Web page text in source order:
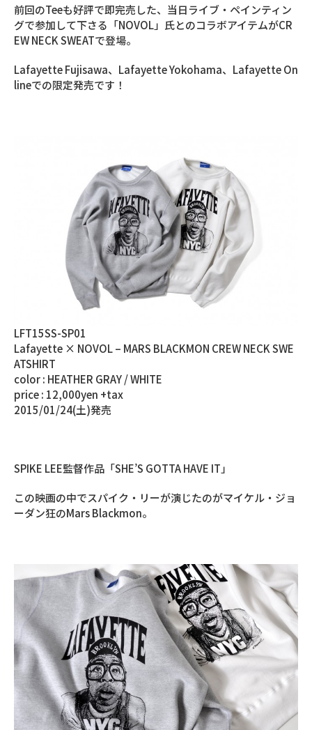
前回のTeeも好評で即完売した、当日ライブ・ペインティン
グで参加して下さる「NOVOL」氏とのコラボアイテムがCR
EW NECK SWEATで登場。
Lafayette Fujisawa、Lafayette Yokohama、Lafayette On
lineでの限定発売です！
LFT15SS-SP01
Lafayette × NOVOL – MARS BLACKMON CREW NECK SWE
ATSHIRT
color : HEATHER GRAY / WHITE
price : 12,000yen +tax
2015/01/24(土)発売
SPIKE LEE監督作品「SHE’S GOTTA HAVE IT」
この映画の中でスパイク・リーが演じたのがマイケル・ジョ
ーダン狂のMars Blackmon。